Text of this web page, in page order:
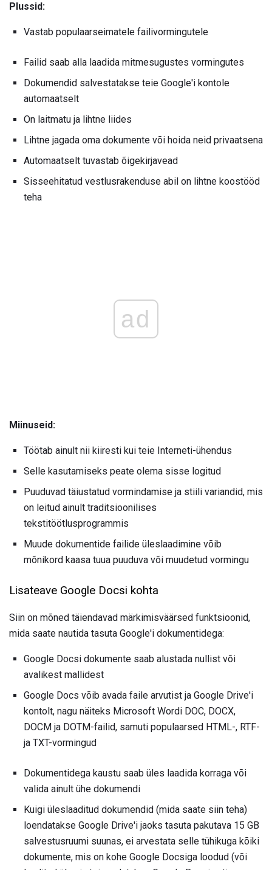
Plussid:
Vastab populaarseimatele failivormingutele
Failid saab alla laadida mitmesugustes vormingutes
Dokumendid salvestatakse teie Google'i kontole
automaatselt
On laitmatu ja lihtne liides
Lihtne jagada oma dokumente või hoida neid privaatsena
Automaatselt tuvastab õigekirjavead
Sisseehitatud vestlusrakenduse abil on lihtne koostööd
teha
ad
Miinuseid:
Töötab ainult nii kiiresti kui teie Interneti-ühendus
Selle kasutamiseks peate olema sisse logitud
Puuduvad täiustatud vormindamise ja stiili variandid, mis
on leitud ainult traditsioonilises
tekstitöötlusprogrammis
Muude dokumentide failide üleslaadimine võib
mõnikord kaasa tuua puuduva või muudetud vormingu
Lisateave Google Docsi kohta
Siin on mõned täiendavad märkimisväärsed funktsioonid,
mida saate nautida tasuta Google'i dokumentidega:
Google Docsi dokumente saab alustada nullist või
avalikest mallidest
Google Docs võib avada faile arvutist ja Google Drive'i
kontolt, nagu näiteks Microsoft Wordi DOC, DOCX,
DOCM ja DOTM-failid, samuti populaarsed HTML-, RTF-
ja TXT-vormingud
Dokumentidega kaustu saab üles laadida korraga või
valida ainult ühe dokumendi
Kuigi üleslaaditud dokumendid (mida saate siin teha)
loendatakse Google Drive'i jaoks tasuta pakutava 15 GB
salvestusruumi suunas, ei arvestata selle tühikuga kõiki
dokumente, mis on kohe Google Docsiga loodud (või